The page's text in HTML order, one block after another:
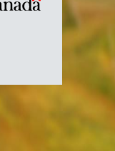
Symbole
Canada